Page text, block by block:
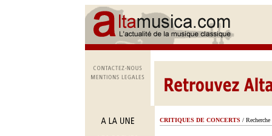
CRITIQUES DE CONCERTS / Recherche